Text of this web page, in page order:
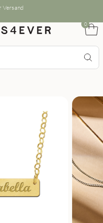
Versand
0